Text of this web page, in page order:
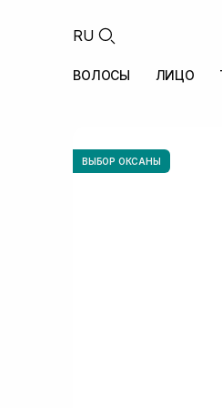
RU
ВОЛОСЫ ЛИЦО
ВЫБОР ОКСАНЫ